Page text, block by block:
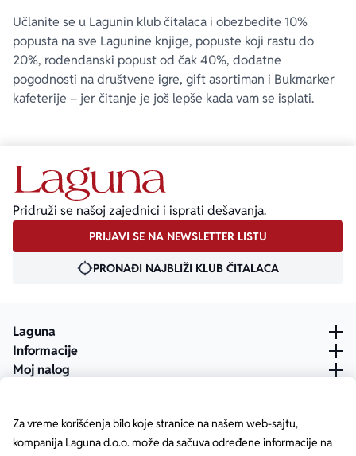
Za vreme korišćenja bilo koje stranice na našem web-sajtu,
kompanija Laguna d.o.o. može da sačuva određene informacije na
Učlanite se u Lagunin klub čitalaca i obezbedite 10%
popusta na sve Lagunine knjige, popuste koji rastu do
20%, rođendanski popust od čak 40%, dodatne
pogodnosti na društvene igre, gift asortiman i Bukmarker
kafeterije – jer čitanje je još lepše kada vam se isplati.
Pridruži se našoj zajednici i isprati dešavanja.
PRIJAVI SE NA NEWSLETTER LISTU
PRONAĐI NAJBLIŽI KLUB ČITALACA
Laguna
Informacije
Moj nalog